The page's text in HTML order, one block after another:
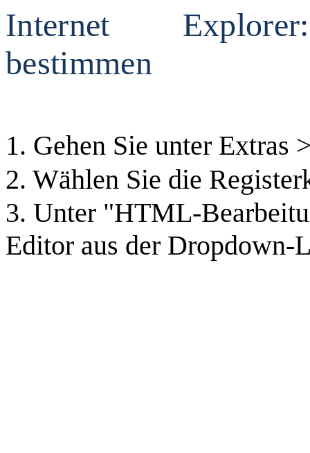
Internet
bestimmen
1. Gehen Sie unter Extras
2. Wählen Sie die
3. Unter "HTML-
Editor aus der Dropdown-